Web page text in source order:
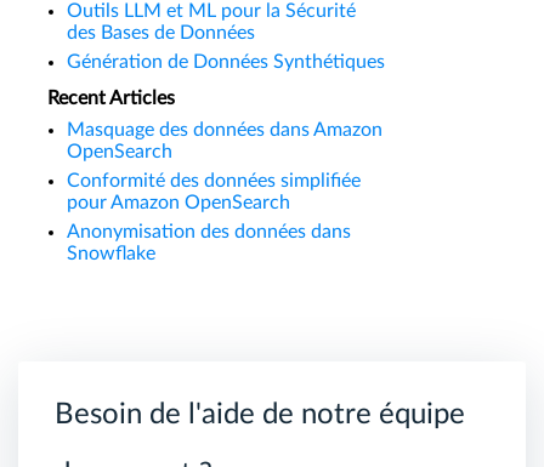
Outils LLM et ML pour la Sécurité
des Bases de Données
Génération de Données Synthétiques
Recent Articles
Masquage des données dans Amazon
OpenSearch
Conformité des données simplifiée
pour Amazon OpenSearch
Anonymisation des données dans
Snowflake
Besoin de l'aide de notre équipe